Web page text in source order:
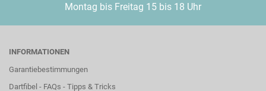
Montag bis Freitag 15 bis 18 Uhr
INFORMATIONEN
Garantiebestimmungen
Dartfibel - FAQs - Tipps & Tricks